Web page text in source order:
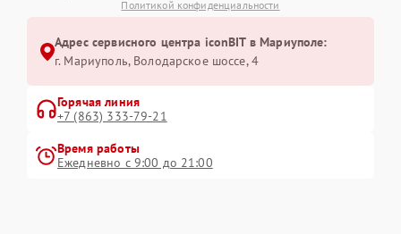
Политикой конфиденциальности
Адрес сервисного центра iconBIT в Мариуполе:
г. Мариуполь, Володарское шоссе, 4
Горячая линия
+7 (863) 333-79-21
Время работы
Ежедневно с 9:00 до 21:00